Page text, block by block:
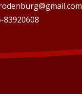
83920608